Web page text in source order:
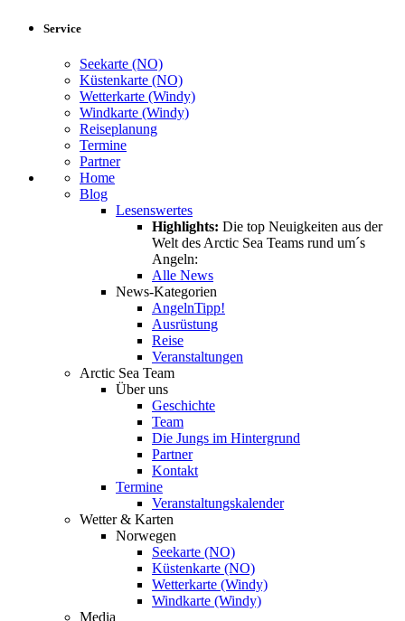
Service
Seekarte (NO)
Küstenkarte (NO)
Wetterkarte (Windy)
Windkarte (Windy)
Reiseplanung
Termine
Partner
Home
Blog
Lesenswertes
Highlights: Die top Neuigkeiten aus der
Welt des Arctic Sea Teams rund um´s
Angeln:
Alle News
News-Kategorien
AngelnTipp!
Ausrüstung
Reise
Veranstaltungen
Arctic Sea Team
Über uns
Geschichte
Team
Die Jungs im Hintergrund
Partner
Kontakt
Termine
Veranstaltungskalender
Wetter & Karten
Norwegen
Seekarte (NO)
Küstenkarte (NO)
Wetterkarte (Windy)
Windkarte (Windy)
Media